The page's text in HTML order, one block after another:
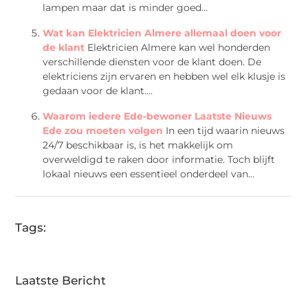
lampen maar dat is minder goed...
Wat kan Elektricien Almere allemaal doen voor
de klant Elektricien Almere kan wel honderden
verschillende diensten voor de klant doen. De
elektriciens zijn ervaren en hebben wel elk klusje is
gedaan voor de klant....
Waarom iedere Ede-bewoner Laatste Nieuws
Ede zou moeten volgen In een tijd waarin nieuws
24/7 beschikbaar is, is het makkelijk om
overweldigd te raken door informatie. Toch blijft
lokaal nieuws een essentieel onderdeel van...
Tags:
Laatste Bericht